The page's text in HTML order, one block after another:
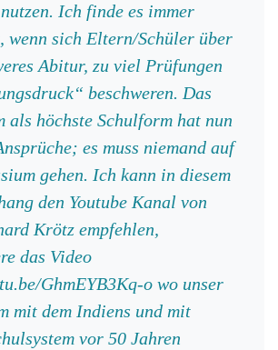
Ich finde es immer
wenn sich Eltern/Schüler über
Abitur, zu viel Prüfungen
beschweren. Das
als höchste Schulform hat nun
es muss niemand auf
gehen. Ich kann in diesem
den Youtube Kanal von
Krötz empfehlen,
das Video
GhmEYB3Kq-o wo unser
mit dem Indiens und mit
vor 50 Jahren